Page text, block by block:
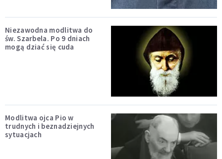
Niezawodna modlitwa do
św. Szarbela. Po 9 dniach
mogą dziać się cuda
Modlitwa ojca Pio w
trudnych i beznadziejnych
sytuacjach